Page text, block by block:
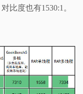
比度也有1530:1。